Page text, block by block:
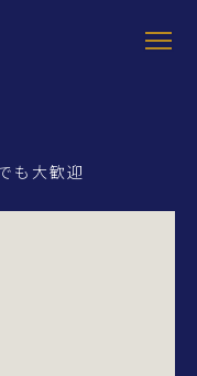
も大歓迎